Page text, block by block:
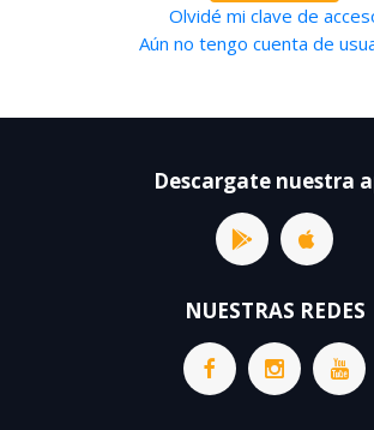
Olvidé mi clave de
Aún no tengo cuenta de
Descargate nuestra
NUESTRAS REDES